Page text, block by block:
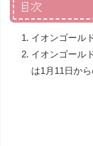
目次
イオンゴール
イオンゴール
は1月11日から